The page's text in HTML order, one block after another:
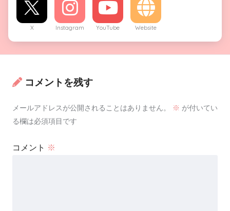
X Instagram YouTube Website
コメントを残す
メールアドレスが公開されることはありません。 ※ が付いてい
る欄は必須項目です
コメント ※